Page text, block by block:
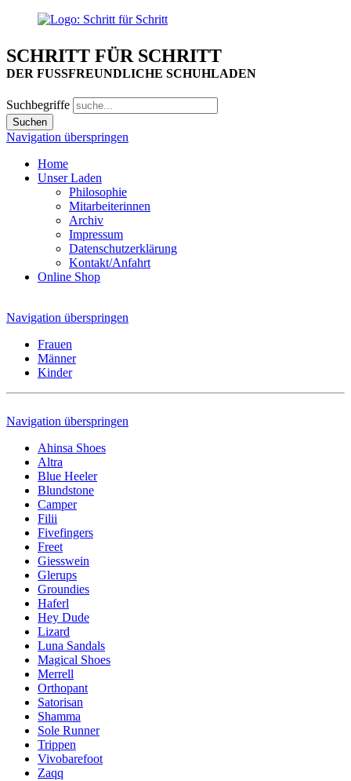
SCHRITT FÜR SCHRITT
DER FUSSFREUNDLICHE SCHUHLADEN
Suchbegriffe
Navigation überspringen
Home
Unser Laden
Philosophie
Mitarbeiterinnen
Archiv
Impressum
Datenschutzerklärung
Kontakt/Anfahrt
Online Shop
Navigation überspringen
Frauen
Männer
Kinder
Navigation überspringen
Ahinsa Shoes
Altra
Blue Heeler
Blundstone
Camper
Filii
Fivefingers
Freet
Giesswein
Glerups
Groundies
Haferl
Hey Dude
Lizard
Luna Sandals
Magical Shoes
Merrell
Orthopant
Satorisan
Shamma
Sole Runner
Trippen
Vivobarefoot
Zaqq